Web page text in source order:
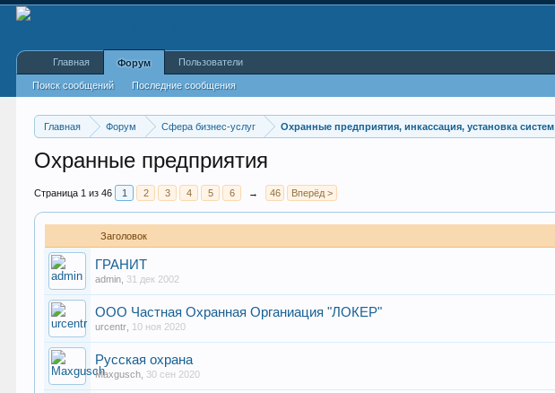
Главная Форум Сфера бизнес-услуг Охранные предприятия, инкассация, установка систем
Охранные предприятия
Страница 1 из 46 1 2 3 4 5 6 → 46 Вперёд >
Заголовок
ГРАНИТ
admin 31 дек 2002
ООО Частная Охранная Органиация "ЛОКЕР"
urcentr 10 ноя 2020
Русская охрана
Maxgusch 30 сен 2020
Главная Форум
Поиск сообщений Последние сообщения
Пользователи